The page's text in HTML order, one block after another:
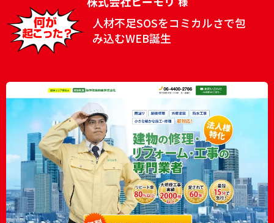
人材不足SOSをコミカルさで包
み込むWEB誕生